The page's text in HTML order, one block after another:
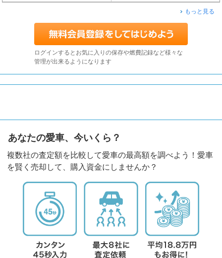
もっと見る
ログインするとお気に入りの保存や燃費記録など様々な
管理が出来るようになります
あなたの愛車、今いくら？
複数社の査定額を比較して愛車の最高額を調べよう！愛車
を賢く売却して、購入資金にしませんか？